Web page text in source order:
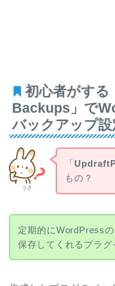
初心者がす
Backups」で
バックアップ設
うさ
「
もの？
定期的にWordPress
保存してくれるプラグ